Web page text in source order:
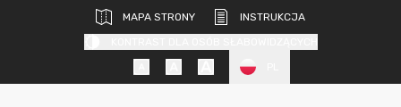
MAPA STRONY
INSTRUKCJA